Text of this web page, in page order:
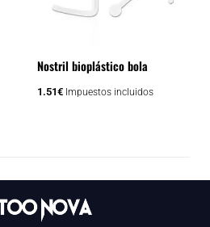
Nostril bioplástico bola
1.51€ Impuestos incluidos